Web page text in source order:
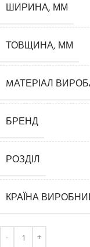
ШИРИНА, ММ
ТОВЩИНА, ММ
MАТЕРІАЛ
БРЕНД
РОЗДІЛ
КРАЇНА